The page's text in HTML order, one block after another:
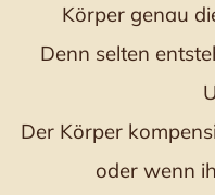
Körper genau
Denn selten
Der Körper
oder wenn